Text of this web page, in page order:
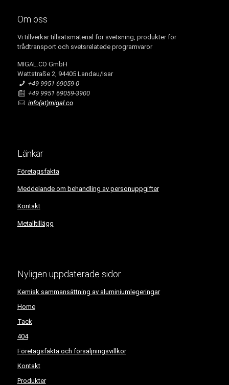
Om oss
Vi tillverkar tillsatsmaterial för svetsning, produkter för
trådtransport och svetsrelatede programvaror
MIGAL.CO GmbH
Wattstraße 2, 94405 Landau/Isar
+49 9951 69059-0
+49 9951 69059-3900
info(at)migal.co
Länkar
Företagsfakta
Meddelande om behandling av personuppgifter
Kontakt
Metalltillägg
Nyligen uppdaterade sidor
Kemisk sammansättning av aluminiumlegeringar
Home
Tack
404
Företagsfakta och försäljningsvillkor
Kontakt
Produkter